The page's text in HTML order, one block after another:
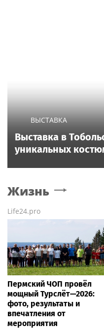
ВЫСТАВКА
Выставка в
уникальных
Жизнь
Life24.pro
Пермский ЧОП провёл
мощный Турслёт—2026:
фото, результаты и
впечатления от
мероприятия